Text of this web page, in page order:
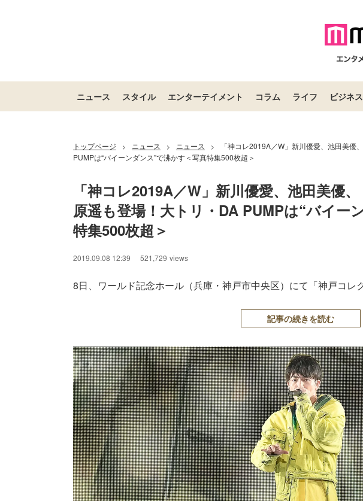
ニュース スタイル エンターテイメント コラム ライフ ビジネス
トップページ > ニュース > ニュース >
「神コレ2019A／W」新川優愛、池田美
PUMPは“バイーンダンス”で沸かす＜写真特集500枚超＞
「神コレ2019A／W」新川優愛、池田美優
原遥も登場！大トリ・DA PUMPは“バイー
特集500枚超＞
2019.09.08 12:39 521,729 views
8日、ワールド記念ホール（兵庫・神戸市中央区）にて「神戸コレ
記事の続きを読む